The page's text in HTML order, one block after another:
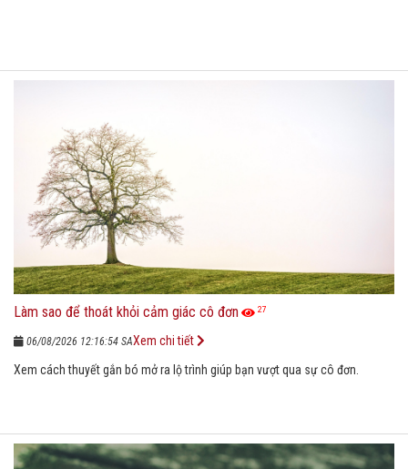
Làm sao để thoát khỏi cảm giác cô đơn 27
06/08/2026 12:16:54 SA
Xem cách thuyết gắn bó mở ra lộ trình giúp bạn vượt qua sự cô đơn.
Xem chi tiết